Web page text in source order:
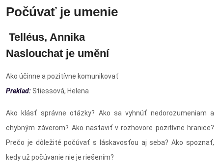
Počúvať je umenie
Telléus, Annika
Naslouchat je umění
Ako účinne a pozitívne komunikovať
Preklad: Stiessová, Helena
Ako klásť správne otázky? Ako sa vyhnúť nedorozumeniam a
chybným záverom? Ako nastaviť v rozhovore pozitívne hranice?
Prečo je dôležité počúvať s láskavosťou aj seba? Ako spoznať,
kedy už počúvanie nie je riešením?